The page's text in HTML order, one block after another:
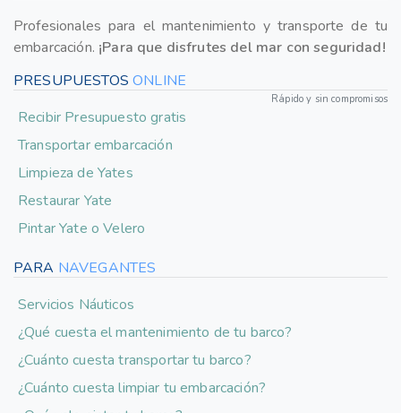
Profesionales para el mantenimiento y transporte de tu
embarcación. ¡Para que disfrutes del mar con seguridad!
PRESUPUESTOSONLINE
Rápido y sin compromisos
Recibir Presupuesto gratis
Transportar embarcación
Limpieza de Yates
Restaurar Yate
Pintar Yate o Velero
PARA NAVEGANTES
Servicios Náuticos
¿Qué cuesta el mantenimiento de tu barco?
¿Cuánto cuesta transportar tu barco?
¿Cuánto cuesta limpiar tu embarcación?